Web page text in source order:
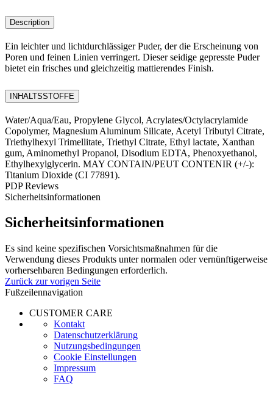
Description
Ein leichter und lichtdurchlässiger Puder, der die Erscheinung von
Poren und feinen Linien verringert. Dieser seidige gepresste Puder
bietet ein frisches und gleichzeitig mattierendes Finish.
INHALTSSTOFFE
Water/Aqua/Eau, Propylene Glycol, Acrylates/Octylacrylamide
Copolymer, Magnesium Aluminum Silicate, Acetyl Tributyl Citrate,
Triethylhexyl Trimellitate, Triethyl Citrate, Ethyl lactate, Xanthan
gum, Aminomethyl Propanol, Disodium EDTA, Phenoxyethanol,
Ethylhexylglycerin. MAY CONTAIN/PEUT CONTENIR (+/-):
Titanium Dioxide (CI 77891).
PDP Reviews
Sicherheitsinformationen
Sicherheitsinformationen
Es sind keine spezifischen Vorsichtsmaßnahmen für die
Verwendung dieses Produkts unter normalen oder vernünftigerweise
vorhersehbaren Bedingungen erforderlich.
Zurück zur vorigen Seite
Fußzeilennavigation
CUSTOMER CARE
Kontakt
Datenschutzerklärung
Nutzungsbedingungen
Cookie Einstellungen
Impressum
FAQ